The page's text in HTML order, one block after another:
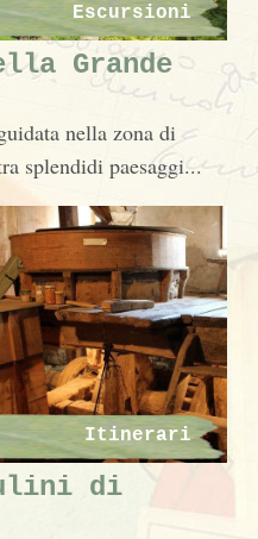
Escursioni
Grande
nella zona di
splendidi paesaggi...
Itinerari
di